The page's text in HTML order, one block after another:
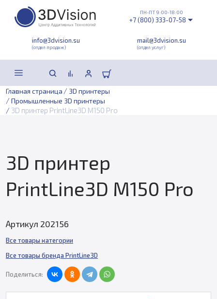
info@3dvision.su
(отдел продаж)
mail@3dvision.su
(отдел услуг)
ПН-ПТ 9:00-18:00
+7 (800) 333-07-58
Главная страница / 3D принтеры
/ Промышленные 3D принтеры
/ 3D принтер PrintLine3D M150 Pro
3D принтер
PrintLine3D M150 Pro
Артикул 202156
Все товары категории
Все товары бренда PrintLine3D
Поделиться: